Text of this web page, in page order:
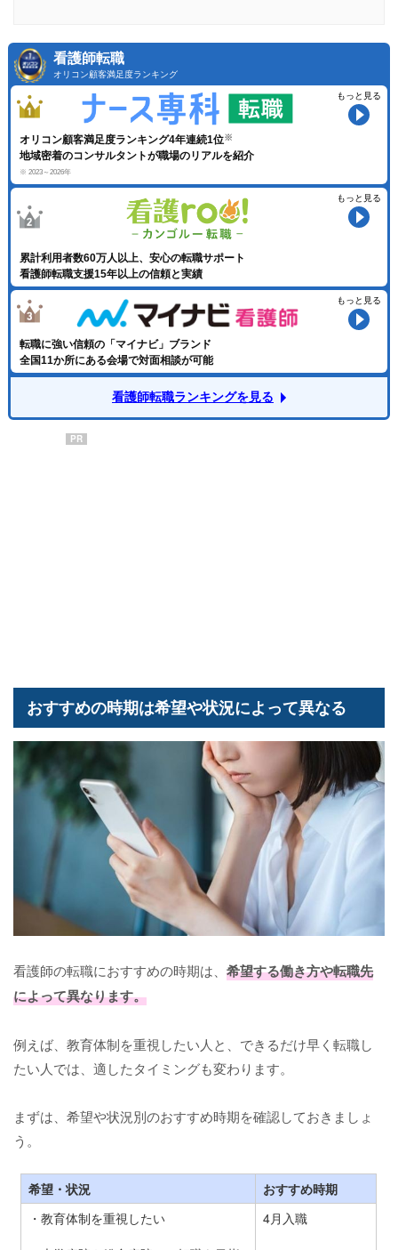
看護師転職
オリコン顧客満足度ランキング
もっと見る
オリコン顧客満足度ランキング4年連続1位
地域密着のコンサルタントが職場のリアルを紹介
※ 2023～2026年
もっと見る
累計利用者数60万人以上、安心の転職サポート
看護師転職支援15年以上の信頼と実績
もっと見る
転職に強い信頼の「マイナビ」ブランド
全国11か所にある会場で対面相談が可能
看護師転職ランキングを見る
PR
おすすめの時期は希望や状況によって異なる
看護師の転職におすすめの時期は、 希望する働き方や転職先
によって異なります。
例えば、教育体制を重視したい人と、できるだけ早く転職し
たい人では、適したタイミングも変わります。
まずは、希望や状況別のおすすめ時期を確認しておきましょ
う。
希望・状況
おすすめ時期
・教育体制を重視したい
4月入職